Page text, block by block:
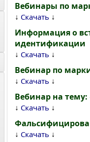
Вебинары по
↓ Скачать ↓
Информация о
идентификации
↓ Скачать ↓
Вебинар по
↓ Скачать ↓
Вебинар на
↓ Скачать ↓
↓ Скачать ↓